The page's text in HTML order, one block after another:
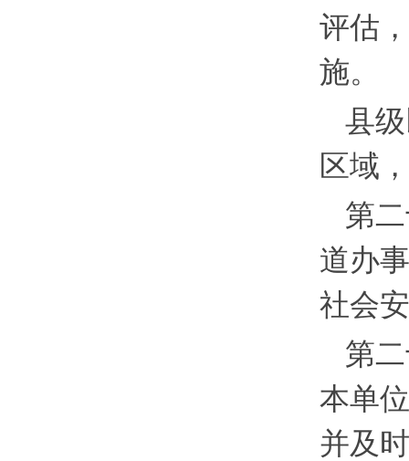
评估
施。
县
区域
第
道办
社会
第
本单
并及